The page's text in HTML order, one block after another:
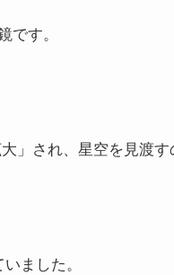
す。
」され、星空を見渡す
ました。